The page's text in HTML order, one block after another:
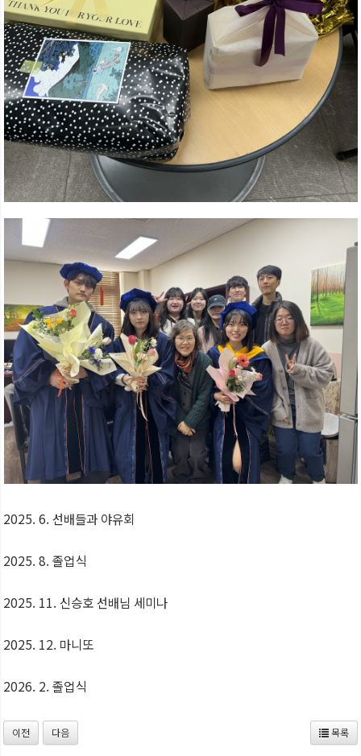
2025. 6. 선배들과 야유회
2025. 8. 졸업식
2025. 11. 신승호 선배님 세미나
2025. 12. 마니또
2026. 2. 졸업식
이전 다음 목록